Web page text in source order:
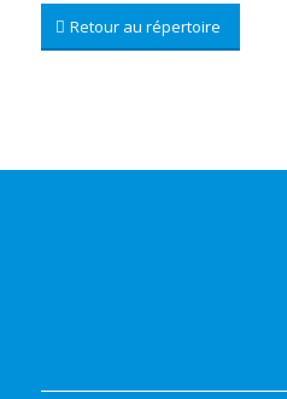
Retour au répertoire